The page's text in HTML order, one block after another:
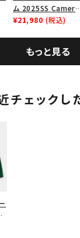
ム 2025SS Camera
Bag + Mini Pouch
¥21,980 (税込)
もっと見る
チェックし